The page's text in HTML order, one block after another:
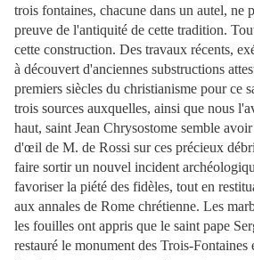
trois fontaines, chacune dans un autel, ne
preuve de l'antiquité de cette tradition.
cette construction. Des travaux récents,
à découvert d'anciennes substructions
premiers siècles du christianisme pour ce
trois sources auxquelles, ainsi que nous
haut, saint Jean Chrysostome semble
d'œil de M. de Rossi sur ces précieux
faire sortir un nouvel incident
favoriser la piété des fidèles, tout en
aux annales de Rome chrétienne. Les
les fouilles ont appris que le saint pape
restauré le monument des Trois-Fontaines